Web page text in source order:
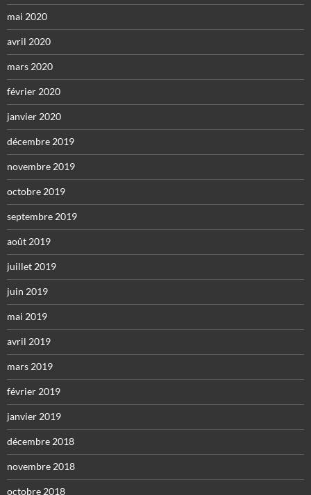
mai 2020
avril 2020
mars 2020
février 2020
janvier 2020
décembre 2019
novembre 2019
octobre 2019
septembre 2019
août 2019
juillet 2019
juin 2019
mai 2019
avril 2019
mars 2019
février 2019
janvier 2019
décembre 2018
novembre 2018
octobre 2018